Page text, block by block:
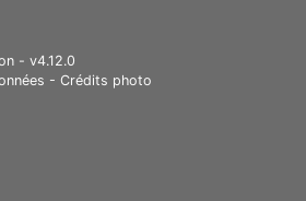
- v4.12.0
- Crédits photo